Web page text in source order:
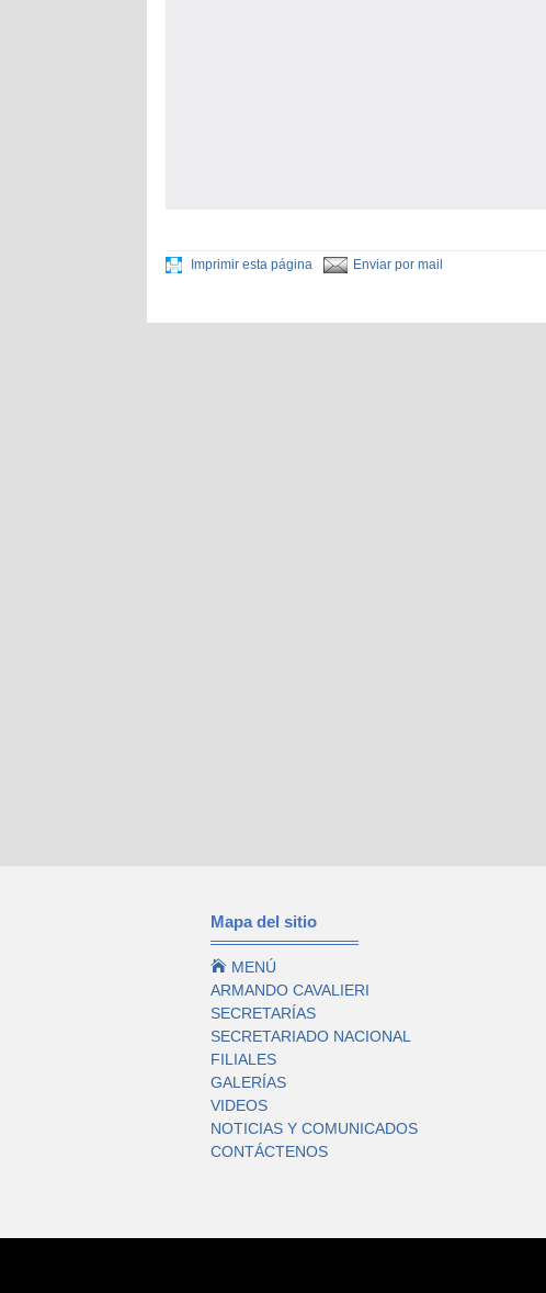
Imprimir esta página Enviar por mail
Mapa del sitio
 MENÚ
ARMANDO CAVALIERI
SECRETARÍAS
SECRETARIADO NACIONAL
FILIALES
GALERÍAS
VIDEOS
NOTICIAS Y COMUNICADOS
CONTÁCTENOS